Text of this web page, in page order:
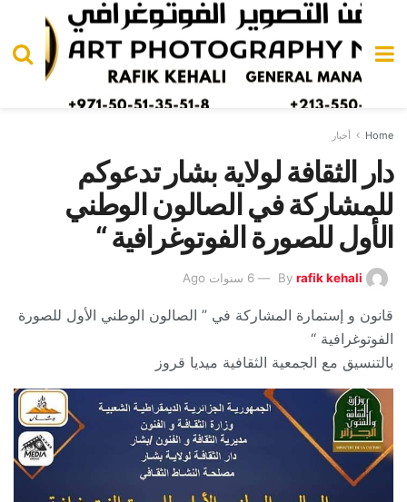
Home أخبار
دار الثقافة لولاية بشار تدعوكم
للمشاركة في الصالون الوطني
الأول للصورة الفوتوغرافية “
By rafik kehali 6 سنوات Ago
قانون و إستمارة المشاركة في ” الصالون الوطني الأول للصورة
الفوتوغرافية “
بالتنسيق مع الجمعية الثقافية ميديا قروز